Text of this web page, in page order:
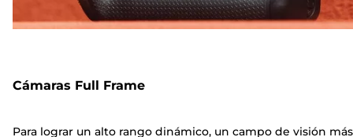
Cámaras Full Frame
Para lograr un alto rango dinámico, un campo de visión más